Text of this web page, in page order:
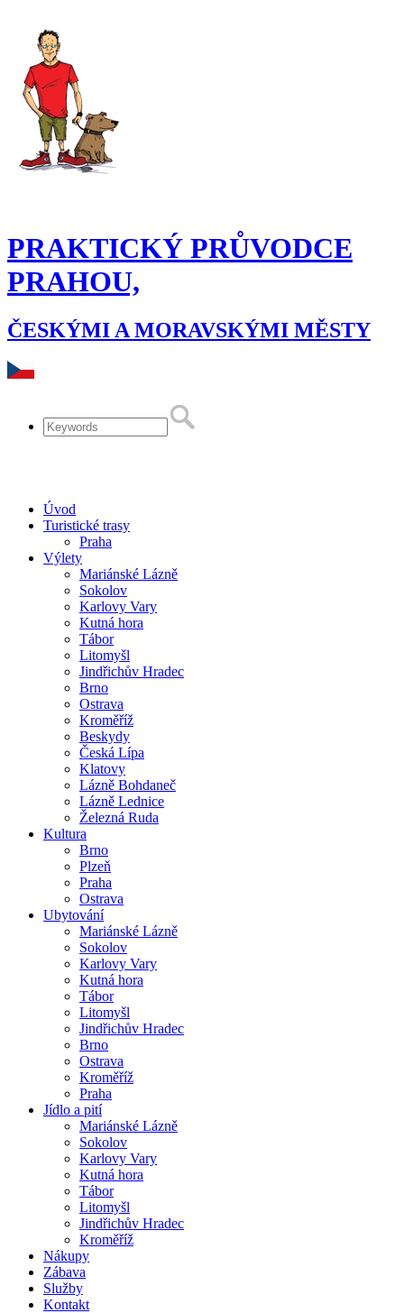
PRAKTICKÝ PRŮVODCE
PRAHOU,
ČESKÝMI A MORAVSKÝMI MĚSTY
Úvod
Turistické trasy
Praha
Výlety
Mariánské Lázně
Sokolov
Karlovy Vary
Kutná hora
Tábor
Litomyšl
Jindřichův Hradec
Brno
Ostrava
Kroměříž
Beskydy
Česká Lípa
Klatovy
Lázně Bohdaneč
Lázně Lednice
Železná Ruda
Kultura
Brno
Plzeň
Praha
Ostrava
Ubytování
Mariánské Lázně
Sokolov
Karlovy Vary
Kutná hora
Tábor
Litomyšl
Jindřichův Hradec
Brno
Ostrava
Kroměříž
Praha
Jídlo a pití
Mariánské Lázně
Sokolov
Karlovy Vary
Kutná hora
Tábor
Litomyšl
Jindřichův Hradec
Kroměříž
Nákupy
Zábava
Služby
Kontakt